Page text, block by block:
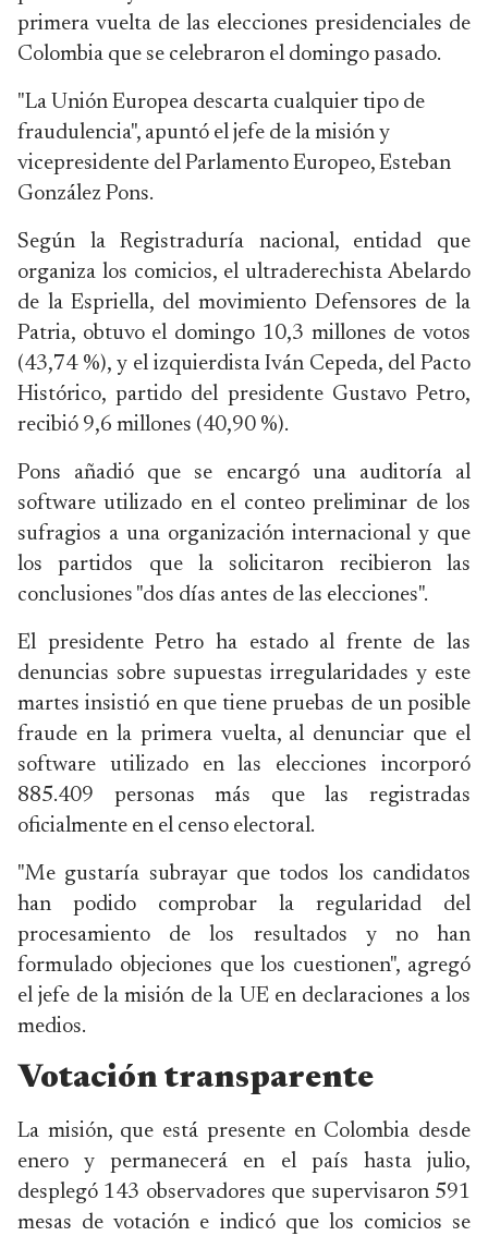
primera vuelta de las elecciones presidenciales de
Colombia que se celebraron el domingo pasado.
"La Unión Europea descarta cualquier tipo de
fraudulencia", apuntó el jefe de la misión y
vicepresidente del Parlamento Europeo, Esteban
González Pons.
Según la Registraduría nacional, entidad que
organiza los comicios, el ultraderechista Abelardo
de la Espriella, del movimiento Defensores de la
Patria, obtuvo el domingo 10,3 millones de votos
(43,74 %), y el izquierdista Iván Cepeda, del Pacto
Histórico, partido del presidente Gustavo Petro,
recibió 9,6 millones (40,90 %).
Pons añadió que se encargó una auditoría al
software utilizado en el conteo preliminar de los
sufragios a una organización internacional y que
los partidos que la solicitaron recibieron las
conclusiones "dos días antes de las elecciones".
El presidente Petro ha estado al frente de las
denuncias sobre supuestas irregularidades y este
martes insistió en que tiene pruebas de un posible
fraude en la primera vuelta, al denunciar que el
software utilizado en las elecciones incorporó
885.409 personas más que las registradas
oficialmente en el censo electoral.
"Me gustaría subrayar que todos los candidatos
han podido comprobar la regularidad del
procesamiento de los resultados y no han
formulado objeciones que los cuestionen", agregó
el jefe de la misión de la UE en declaraciones a los
medios.
Votación transparente
La misión, que está presente en Colombia desde
enero y permanecerá en el país hasta julio,
desplegó 143 observadores que supervisaron 591
mesas de votación e indicó que los comicios se